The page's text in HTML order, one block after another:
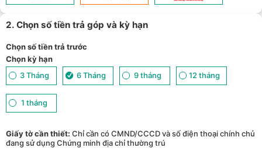
2. Chọn số tiền trả góp và kỳ hạn
Chọn số tiền trả trước
Chọn kỳ hạn
3 Tháng
6 Tháng 9 tháng 12 tháng
1 tháng
Giấy tờ cần thiết: Chỉ cần có CMND/CCCD và số điện thoại chính chủ
đang sử dụng Chứng minh địa chỉ thường trú